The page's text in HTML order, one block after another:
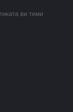
ви теми